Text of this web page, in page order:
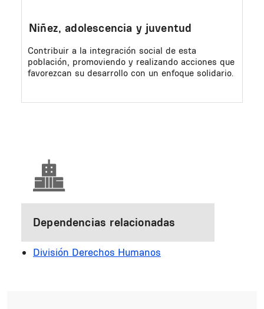
Niñez, adolescencia y juventud
Contribuir a la integración social de esta
población, promoviendo y realizando acciones que
favorezcan su desarrollo con un enfoque solidario.
Dependencias relacionadas
División Derechos Humanos